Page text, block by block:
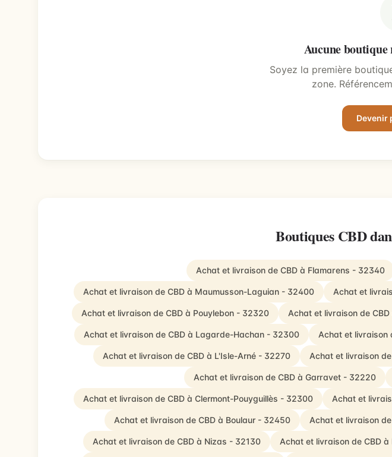
Aucune boutique
Soyez la première
zone.
Devenir
Boutiques CBD
Achat et livraison de CBD à Flamarens - 32340
Achat et livraison de CBD à Maumusson-Laguian - 32400 Achat et
Achat et livraison de CBD à Pouylebon - 32320 Achat et livraison de
Achat et livraison de CBD à Lagarde-Hachan - 32300 Achat et livraison
Achat et livraison de CBD à L'Isle-Arné - 32270 Achat et livraison
Achat et livraison de CBD à Garravet - 32220
Achat et livraison de CBD à Clermont-Pouyguillès - 32300 Achat et
Achat et livraison de CBD à Boulaur - 32450 Achat et livraison
Achat et livraison de CBD à Nizas - 32130 Achat et livraison de CBD